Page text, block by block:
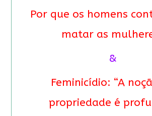
Por que os homens
matar as
&
Feminicídio: “A
propriedade é